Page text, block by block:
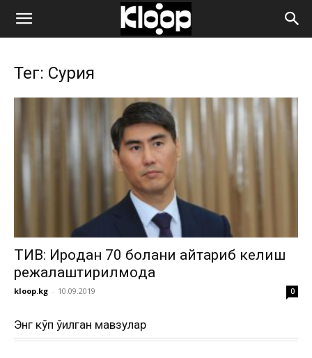
ҚИРҒИЗИСТОН
ЯНГИЛИКЛАРИ
Тег: Сурия
ТИВ: Ироқдан 70 болани қайтариб келиш
режалаштирилмоқда
kloop.kg - 10.09.2019 0
Энг кўп ўқилган мавзулар